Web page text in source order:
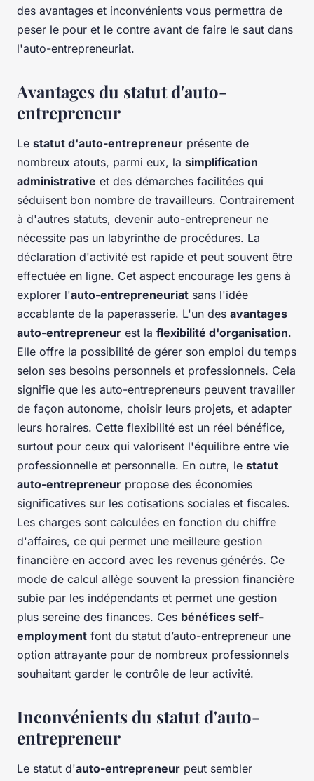
des avantages et inconvénients vous permettra de
peser le pour et le contre avant de faire le saut dans
l'auto-entrepreneuriat.
Avantages du statut d'auto-
entrepreneur
Le statut d'auto-entrepreneur présente de
nombreux atouts, parmi eux, la simplification
administrative et des démarches facilitées qui
séduisent bon nombre de travailleurs. Contrairement
à d'autres statuts, devenir auto-entrepreneur ne
nécessite pas un labyrinthe de procédures. La
déclaration d'activité est rapide et peut souvent être
effectuée en ligne. Cet aspect encourage les gens à
explorer l'auto-entrepreneuriat sans l'idée
accablante de la paperasserie. L'un des avantages
auto-entrepreneur est la flexibilité d'organisation.
Elle offre la possibilité de gérer son emploi du temps
selon ses besoins personnels et professionnels. Cela
signifie que les auto-entrepreneurs peuvent travailler
de façon autonome, choisir leurs projets, et adapter
leurs horaires. Cette flexibilité est un réel bénéfice,
surtout pour ceux qui valorisent l'équilibre entre vie
professionnelle et personnelle. En outre, le statut
auto-entrepreneur propose des économies
significatives sur les cotisations sociales et fiscales.
Les charges sont calculées en fonction du chiffre
d'affaires, ce qui permet une meilleure gestion
financière en accord avec les revenus générés. Ce
mode de calcul allège souvent la pression financière
subie par les indépendants et permet une gestion
plus sereine des finances. Ces bénéfices self-
employment font du statut d’auto-entrepreneur une
option attrayante pour de nombreux professionnels
souhaitant garder le contrôle de leur activité.
Inconvénients du statut d'auto-
entrepreneur
Le statut d'auto-entrepreneur peut sembler